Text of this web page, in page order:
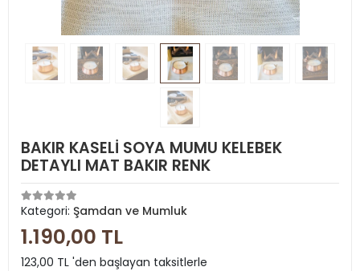
BAKIR KASELİ SOYA MUMU KELEBEK
DETAYLI MAT BAKIR RENK
Kategori: Şamdan ve Mumluk
1.190,00 TL
123,00 TL 'den başlayan taksitlerle